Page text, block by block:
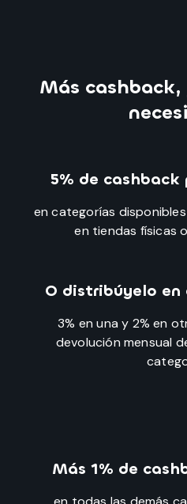
Más
5% de
en categorías
en tiendas físicas
O distribúyelo
3% en una y 2% en
devolución mensual
Más 1% de